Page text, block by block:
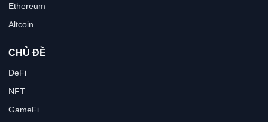
Ethereum
Altcoin
CHỦ ĐỀ
DeFi
NFT
GameFi